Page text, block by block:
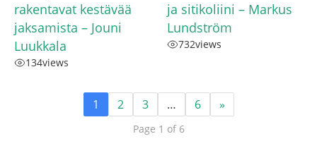
rakentavat kestävää
jaksamista – Jouni
Luukkala
134views
ja sitikoliini – Markus
Lundström
732views
1 2 3 … 6 »
Page 1 of 6